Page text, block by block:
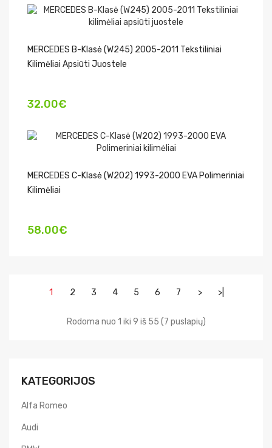
KATEGORIJOS
Alfa Romeo
Audi
MERCEDES B-Klasė (W245) 2005-2011 Tekstiliniai
Kilimėliai Apsiūti Juostele
32.00€
MERCEDES C-Klasė (W202) 1993-2000 EVA Polimeriniai
Kilimėliai
58.00€
1 2 3 4 5 6 7 > >|
Rodoma nuo 1 iki 9 iš 55 (7 puslapių)